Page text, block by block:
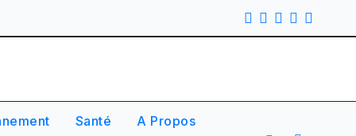
Santé A Propos